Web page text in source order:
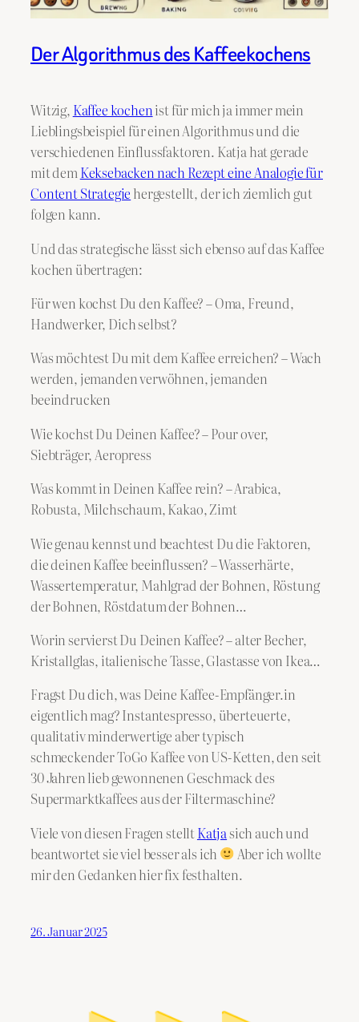
Der Algorithmus des Kaffeekochens
Witzig, Kaffee kochenist für mich ja immer mein
Lieblingsbeispiel für einen Algorithmus und die
verschiedenen Einflussfaktoren. Katja hat gerade
mit demKeksebacken nach Rezept eine Analogie für
Content Strategie hergestellt, der ich ziemlich gut
folgen kann.
Und das strategische lässt sich ebenso auf das Kaffee
kochen übertragen:
Für wen kochst Du den Kaffee? – Oma, Freund,
Handwerker, Dich selbst?
Was möchtest Du mit dem Kaffee erreichen? – Wach
werden, jemanden verwöhnen, jemanden
beeindrucken
Wie kochst Du Deinen Kaffee? – Pour over,
Siebträger, Aeropress
Was kommt in Deinen Kaffee rein? – Arabica,
Robusta, Milchschaum, Kakao, Zimt
Wie genau kennst und beachtest Du die Faktoren,
die deinen Kaffee beeinflussen? – Wasserhärte,
Wassertemperatur, Mahlgrad der Bohnen, Röstung
der Bohnen, Röstdatum der Bohnen…
Worin servierst Du Deinen Kaffee? – alter Becher,
Kristallglas, italienische Tasse, Glastasse von Ikea…
Fragst Du dich, was Deine Kaffee-Empfänger.in
eigentlich mag? Instantespresso, überteuerte,
qualitativ minderwertige aber typisch
schmeckender ToGo Kaffee von US-Ketten, den seit
30 Jahren lieb gewonnenen Geschmack des
Supermarktkaffees aus der Filtermaschine?
Viele von diesen Fragen stelltKatjasich auch und
beantwortet sie viel besser als ich
Aber ich wollte
mir den Gedanken hier fix festhalten.
26. Januar 2025